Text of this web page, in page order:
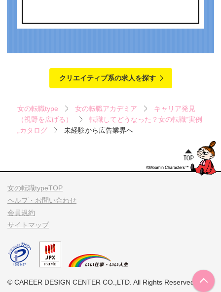
クリエイティブ系の求人を探す
女の転職type 女の転職アカデミア
キャリア発見
（視野を広げる）
転職してどうなった？女の転職“実例
„カタログ
未経験から広告業界へ
女の転職typeTOP
ヘルプ・お問い合わせ
会員規約
サイトマップ
© CAREER DESIGN CENTER CO.,LTD. All Rights Reserved.